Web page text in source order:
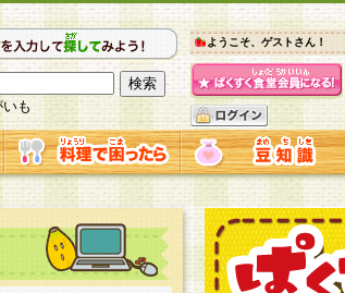
も
ようこそ、ゲストさん！